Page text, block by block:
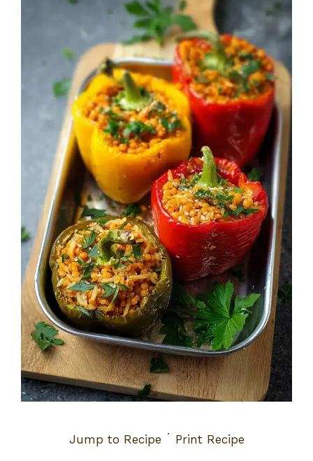
Jump to Recipe · Print Recipe